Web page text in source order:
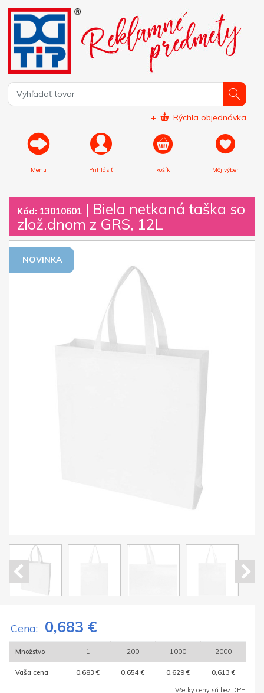
+ Rýchla objednávka
Menu Prihlásiť košík Môj výber
Kód: 13010601 | Biela netkaná taška so
zlož.dnom z GRS, 12L
NOVINKA
Cena: 0,683 €
Množstvo 1 200 1000 2000
Vaša cena 0,683 € 0,654 € 0,629 € 0,613 €
Všetky ceny sú bez DPH